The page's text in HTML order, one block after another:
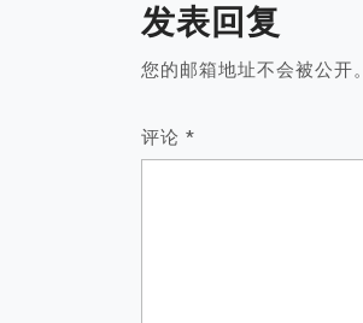
发表回复
您的邮箱地址不会被公开。
评论 *